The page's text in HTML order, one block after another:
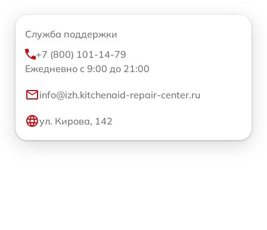
Служба поддержки
+7 (800) 101-14-79
Ежедневно с 9:00 до 21:00
info@izh.kitchenaid-repair-center.ru
ул. Кирова, 142